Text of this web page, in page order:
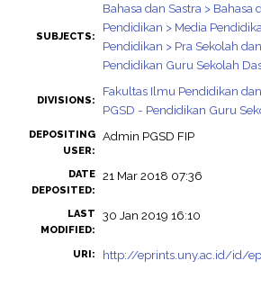
SUBJECTS:
Bahasa dan Sastra > Bahasa
Pendidikan > Media
Pendidikan > Pra Sekolah
Pendidikan Guru Sekolah
DIVISIONS:
Fakultas Ilmu Pendidikan
PGSD - Pendidikan Guru
DEPOSITING
USER:
Admin PGSD FIP
DATE
DEPOSITED:
21 Mar 2018 07:36
LAST
MODIFIED:
30 Jan 2019 16:10
URI: http://eprints.uny.ac.id/id/